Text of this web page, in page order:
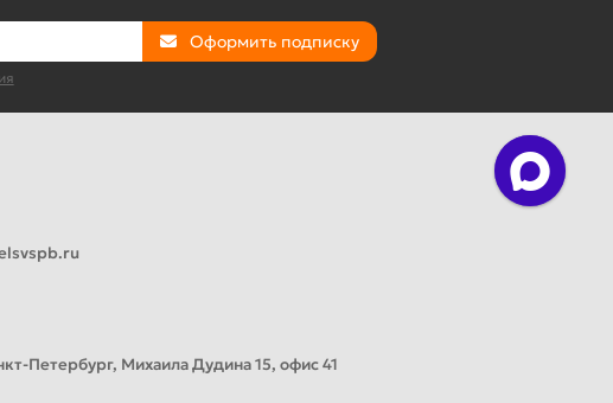
Оформить подписку
Петербург, Михаила Дудина 15, офис 41